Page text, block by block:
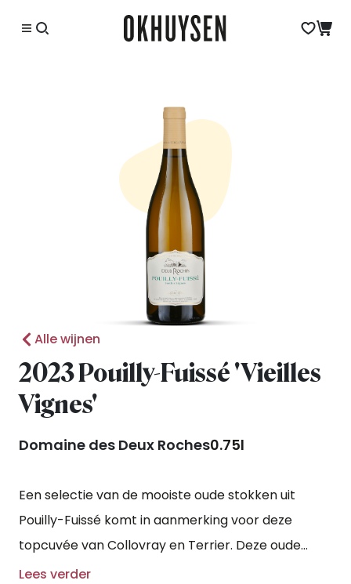
Alle wijnen
2023 Pouilly-Fuissé 'Vieilles
Vignes'
Domaine des Deux Roches0.75l
Een selectie van de mooiste oude stokken uit
Pouilly-Fuissé komt in aanmerking voor deze
topcuvée van Collovray en Terrier. Deze oude
stokken, tussen de 60 en 90 jaar oud, geven van
Lees verder